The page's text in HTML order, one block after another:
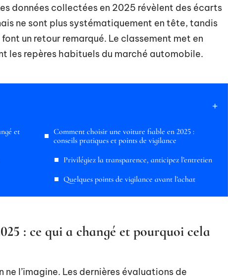
données collectées en 2025 révèlent des écarts
ne sont plus systématiquement en tête, tandis
un retour remarqué. Le classement met en
les repères habituels du marché automobile.
et
Comment choisir une voiture fiable en 2025 :
conseils pratiques et points de vigilance
Privilégiez la transparence, anticipez l’entretien
Quelques points de vigilance avant l’achat
: ce qui a changé et pourquoi cela
ne l’imagine. Les dernières évaluations de